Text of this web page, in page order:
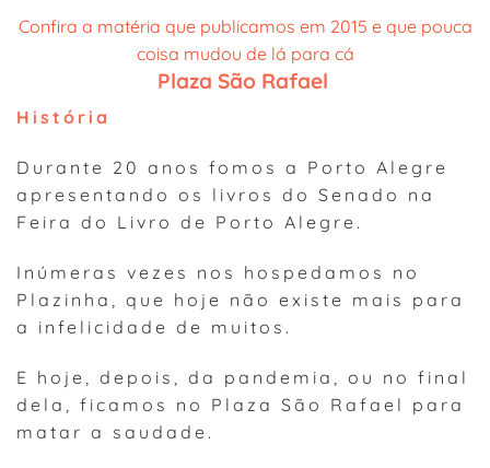
Confira a matéria que publicamos em 2015 e que pouca
coisa mudou de lá para cá
Plaza São Rafael
História
Durante 20 anos fomos a Porto Alegre
apresentando os livros do Senado na
Feira do Livro de Porto Alegre.
Inúmeras vezes nos hospedamos no
Plazinha, que hoje não existe mais para
a infelicidade de muitos.
E hoje, depois, da pandemia, ou no final
dela, ficamos no Plaza São Rafael para
matar a saudade.